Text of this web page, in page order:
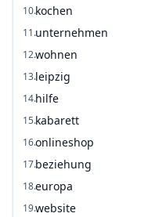
10.kochen
11.unternehmen
12.wohnen
13.leipzig
14.hilfe
15.kabarett
16.onlineshop
17.beziehung
18.europa
19.website